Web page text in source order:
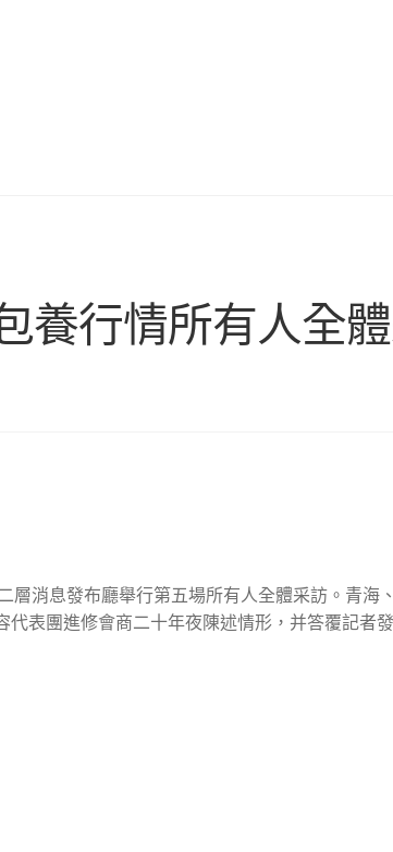
養行情所有人全
層消息發布廳舉行第五場所有人全體采訪。青海
表團進修會商二十年夜陳述情形，并答覆記者